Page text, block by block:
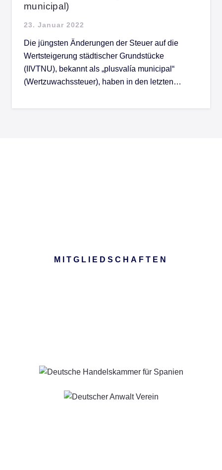
municipal)
23. Januar 2022
Die jüngsten Änderungen der Steuer auf die
Wertsteigerung städtischer Grundstücke
(IIVTNU), bekannt als „plusvalía municipal“
(Wertzuwachssteuer), haben in den letzten…
MITGLIEDSCHAFTEN